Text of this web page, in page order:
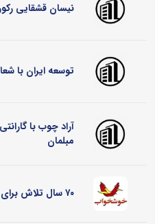
نیسان قشقایی
توسعه ایران با
آراد چوب با
مبلمان
۷۰ سال تلاش برای خواب راحت ایرانی‌ها